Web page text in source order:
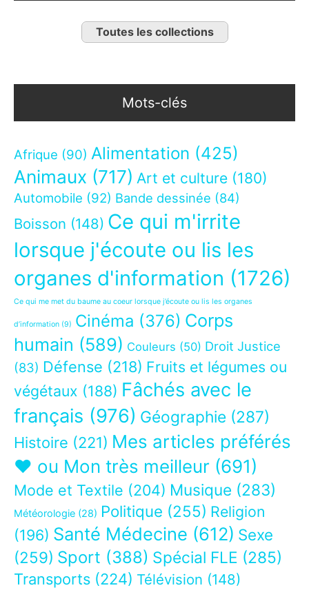
Toutes les collections
Mots-clés
Afrique (90) Alimentation (425)
Animaux (717) Art et culture (180)
Automobile (92) Bande dessinée (84)
Boisson (148) Ce qui m'irrite
lorsque j'écoute ou lis les
organes d'information (1726)
Ce qui me met du baume au coeur lorsque j’écoute ou lis les organes
d’information (9) Cinéma (376) Corps
humain (589) Couleurs (50) Droit Justice
(83) Défense (218) Fruits et légumes ou
végétaux (188) Fâchés avec le
français (976) Géographie (287)
Histoire (221) Mes articles préférés
❤ ou Mon très meilleur (691)
Mode et Textile (204) Musique (283)
Météorologie (28) Politique (255) Religion
(196) Santé Médecine (612) Sexe
(259) Sport (388) Spécial FLE (285)
Transports (224) Télévision (148)